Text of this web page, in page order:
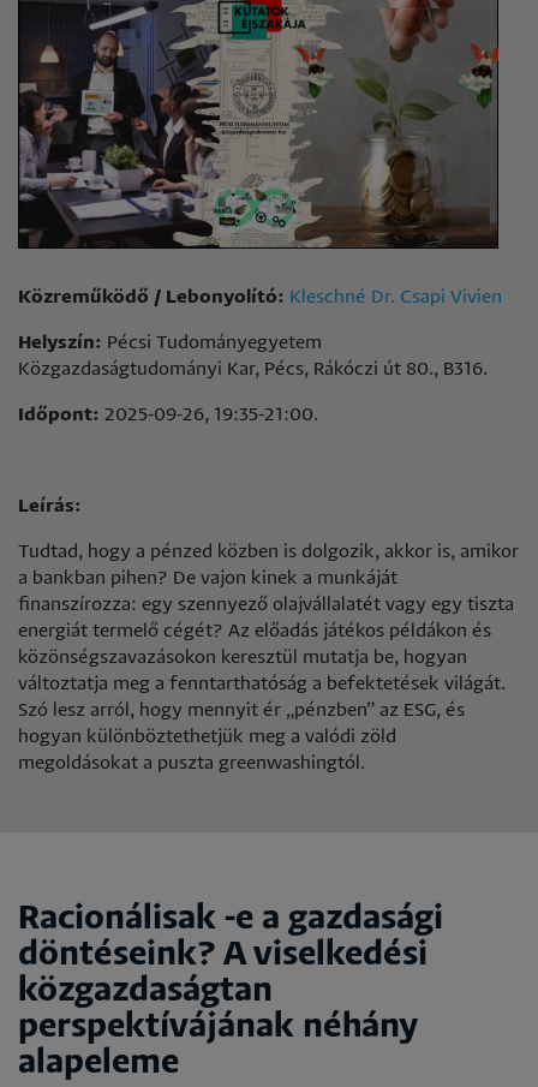
Közreműködő / Lebonyolító: Kleschné Dr. Csapi Vivien
Helyszín: Pécsi Tudományegyetem
Közgazdaságtudományi Kar, Pécs, Rákóczi út 80., B316.
Időpont: 2025-09-26, 19:35-21:00.
Leírás:
Tudtad, hogy a pénzed közben is dolgozik, akkor is, amikor
a bankban pihen? De vajon kinek a munkáját
finanszírozza: egy szennyező olajvállalatét vagy egy tiszta
energiát termelő cégét? Az előadás játékos példákon és
közönségszavazásokon keresztül mutatja be, hogyan
változtatja meg a fenntarthatóság a befektetések világát.
Szó lesz arról, hogy mennyit ér „pénzben” az ESG, és
hogyan különböztethetjük meg a valódi zöld
megoldásokat a puszta greenwashingtól.
Racionálisak -e a gazdasági
döntéseink? A viselkedési
közgazdaságtan
perspektívájának néhány
alapeleme